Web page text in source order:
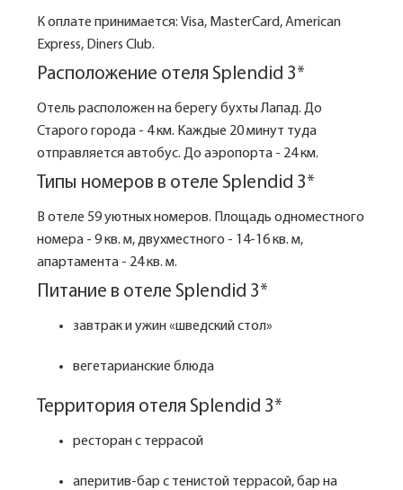
К оплате принимается: Visa, MasterCard, American
Express, Diners Club.
Расположение отеля Splendid 3*
Отель расположен на берегу бухты Лапад. До
Старого города - 4 км. Каждые 20 минут туда
отправляется автобус. До аэропорта - 24 км.
Типы номеров в отеле Splendid 3*
В отеле 59 уютных номеров. Площадь одноместного
номера - 9 кв. м, двухместного - 14-16 кв. м,
апартамента - 24 кв. м.
Питание в отеле Splendid 3*
завтрак и ужин «шведский стол»
вегетарианские блюда
Территория отеля Splendid 3*
ресторан с террасой
аперитив-бар с тенистой террасой, бар на